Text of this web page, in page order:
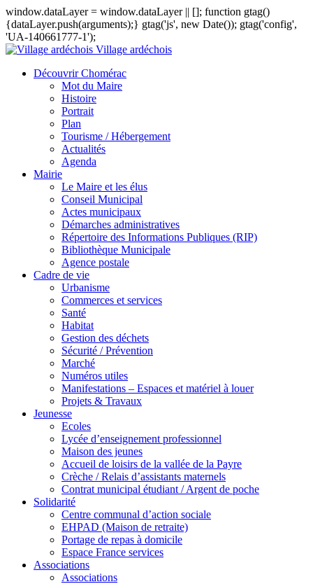
window.dataLayer = window.dataLayer || []; function gtag()
{dataLayer.push(arguments);} gtag('js', new Date()); gtag('config',
'UA-140661777-1');
Village ardéchois
Découvrir Chomérac
Mot du Maire
Histoire
Portrait
Plan
Tourisme / Hébergement
Actualités
Agenda
Mairie
Le Maire et les élus
Conseil Municipal
Actes municipaux
Démarches administratives
Répertoire des Informations Publiques (RIP)
Bibliothèque Municipale
Agence postale
Cadre de vie
Urbanisme
Commerces et services
Santé
Habitat
Gestion des déchets
Sécurité / Prévention
Marché
Numéros utiles
Manifestations – Espaces et matériel à louer
Projets & Travaux
Jeunesse
Ecoles
Lycée d’enseignement professionnel
Maison des jeunes
Accueil de loisirs de la vallée de la Payre
Crèche / Relais d’assistants maternels
Contrat municipal étudiant / Argent de poche
Solidarité
Centre communal d’action sociale
EHPAD (Maison de retraite)
Portage de repas à domicile
Espace France services
Associations
Associations